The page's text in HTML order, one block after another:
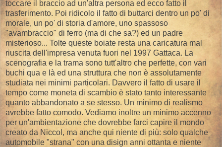
toccare il braccio ad un'altra persona ed ecco fatto il
trasferimento. Poi ridicolo il fatto di buttarci dentro un po' di
morale, un po' di storia d'amore, uno spassoso
"avambraccio" di ferro (ma di che sa?) ed un padre
misterioso... Tolte queste boiate resta una caricatura mal
riuscita dell'impresa venuta fuori nel 1997 Gattaca. La
scenografia e la trama sono tutt'altro che perfette, con vari
buchi qua e là ed una struttura che non è assolutamente
studiata nei minimi particolari. Davvero il fatto di usare il
tempo come moneta di scambio è stato tanto interessante
quanto abbandonato a se stesso. Un minimo di realismo
avrebbe fatto comodo. Vediamo inoltre un minimo accenno
per un'ambientazione che dovrebbe farci capire il mondo
creato da Niccol, ma anche qui niente di più: solo qualche
automobile "strana" con una disign anni ottanta e niente